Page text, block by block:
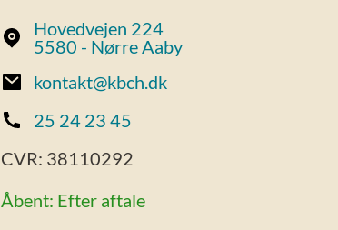
Hovedvejen 224
5580 - Nørre Aaby
kontakt@kbch.dk
25 24 23 45
CVR: 38110292
Åbent: Efter aftale